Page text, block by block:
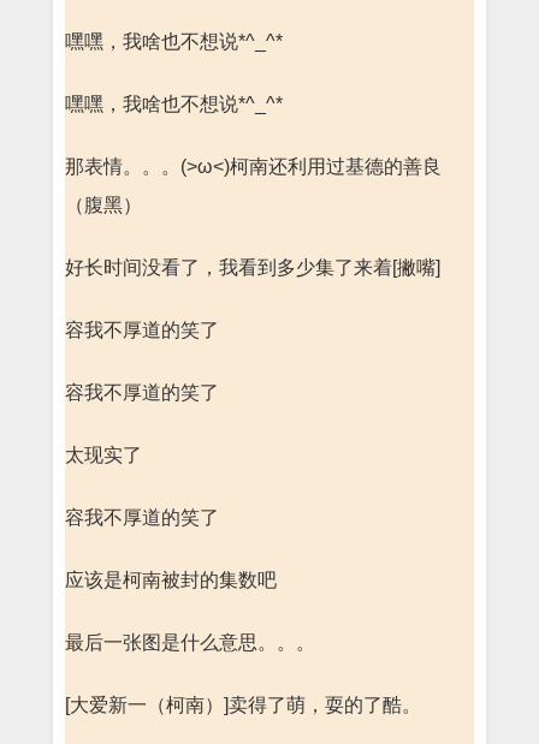
嘿嘿，我啥也不想说*^_^*
嘿嘿，我啥也不想说*^_^*
那表情。。。(>ω<)柯南还利用过基德的善良
（腹黑）
好长时间没看了，我看到多少集了来着[撇嘴]
容我不厚道的笑了
容我不厚道的笑了
太现实了
容我不厚道的笑了
应该是柯南被封的集数吧
最后一张图是什么意思。。。
[大爱新一（柯南）]卖得了萌，耍的了酷。